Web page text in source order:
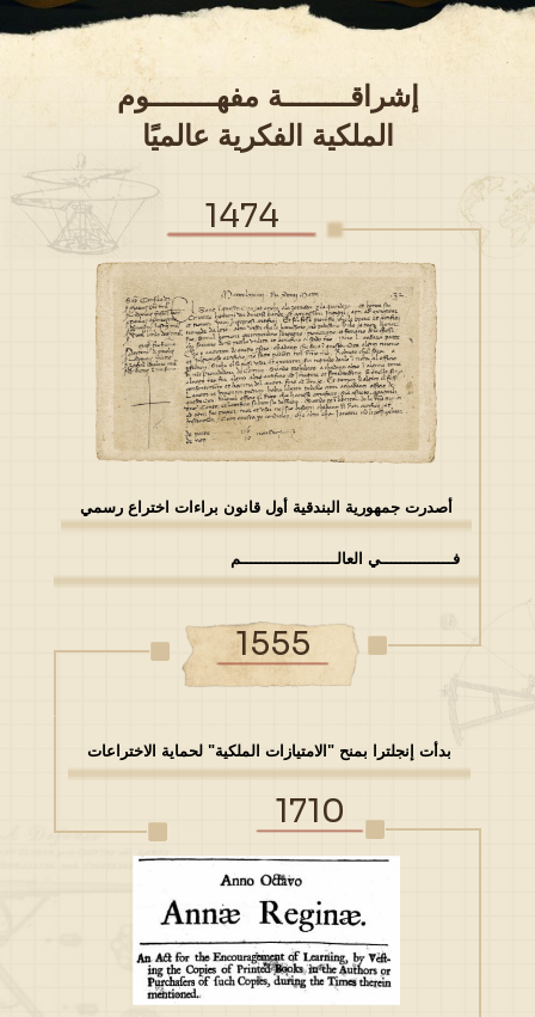
إشراقــــــــة مفهــــــــوم
الملكية الفكرية عالميًا
1474
أصدرت جمهورية البندقية أول قانون براءات اختراع رسمي
فـــــــــــــــي العالــــــــــــــــــــم
1555
بدأت إنجلترا بمنح "الامتيازات الملكية" لحماية الاختراعات
1710